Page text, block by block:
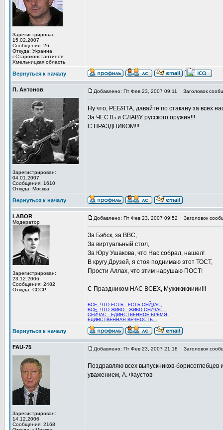
Зарегистрирован:
15.02.2007
Сообщения: 26
Откуда: Украина
г.Староконстантинов
Хмельницкая область.
Вернуться к началу
П. Антонов
Зарегистрирован:
04.01.2007
Сообщения: 1610
Откуда: Москва
Добавлено: Пт Фев 23, 2007 09:11 Заголовок
Ну что, РЕБЯТА, давайте по стакану за всех
За ЧЕСТЬ и СЛАВУ русского оружия!!!
С ПРАЗДНИКОМ!!!
Вернуться к началу
LABOR
Модератор
Зарегистрирован:
23.12.2006
Сообщения: 2482
Откуда: СССР
Добавлено: Пт Фев 23, 2007 09:52 Заголовок
За Бэбск, за ВВС,
За виртуальный стол,
За Юру Ушакова, что Нас собрал, нашел!
В кругу Друзей, я стоя поднимаю этот ТОСТ,
Прости Аллах, что этим нарушаю ПОСТ!
С Праздником НАС ВСЕХ, Мужикикииии!!!
ВСЁ, ЧТО ЕСТЬ - ЕСТЬ СЕЙЧАС,
ВСЁ, ЧТО ЖИВО - ЖИВО СЕЙЧАС...
СЕЙЧАС - ЕДИНСТВЕННОЕ ВРЕМЯ,
ЕДИНСТВЕННАЯ ВЕЧНОСТЬ...
Вернуться к началу
FAU-75
Зарегистрирован:
14.12.2006
Сообщения: 2168
Добавлено: Пт Фев 23, 2007 21:18 Заголовок
Поздравляю всех выпускников-
уважением, А. Фаустов